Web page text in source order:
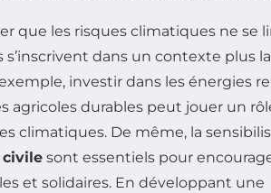
que les risques climatiques ne se
dans un contexte plus
investir dans les énergies
agricoles durables peut jouer un
climatiques. De même, la
civile sont essentiels pour
et solidaires. En développant une